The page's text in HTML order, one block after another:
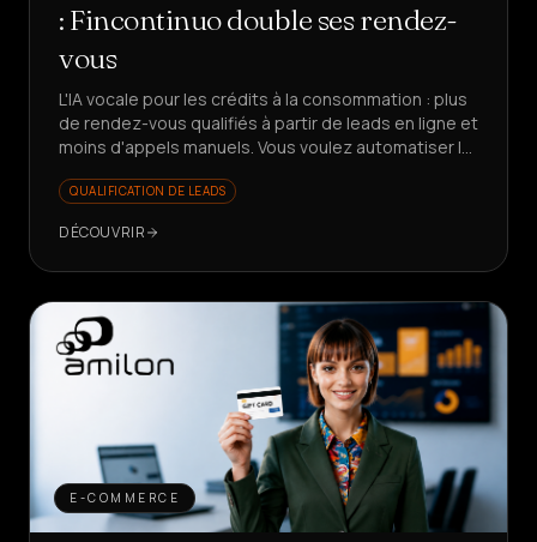
: Fincontinuo double ses rendez-
vous
L'IA vocale pour les crédits à la consommation : plus
de rendez-vous qualifiés à partir de leads en ligne et
moins d'appels manuels. Vous voulez automatiser le
QUALIFICATION DE LEADS
DÉCOUVRIR
E-COMMERCE